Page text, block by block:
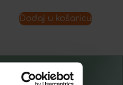
Dodaj u košaricu